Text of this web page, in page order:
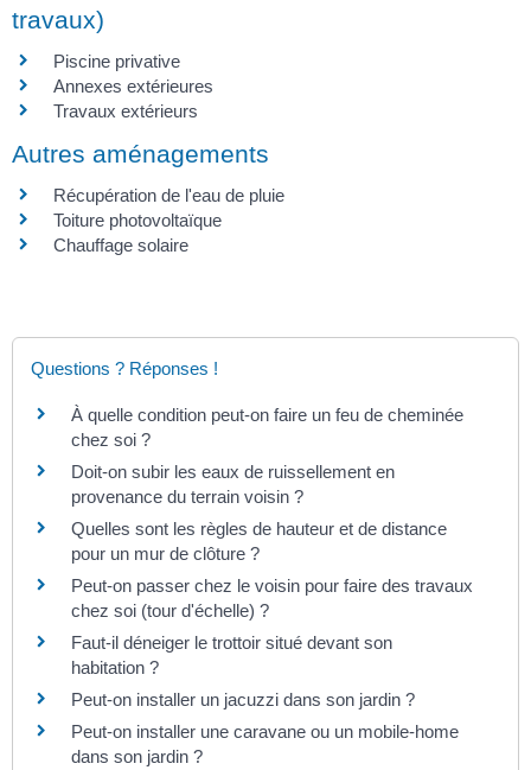
travaux)
Piscine privative
Annexes extérieures
Travaux extérieurs
Autres aménagements
Récupération de l'eau de pluie
Toiture photovoltaïque
Chauffage solaire
Questions ? Réponses !
À quelle condition peut-on faire un feu de cheminée
chez soi ?
Doit-on subir les eaux de ruissellement en
provenance du terrain voisin ?
Quelles sont les règles de hauteur et de distance
pour un mur de clôture ?
Peut-on passer chez le voisin pour faire des travaux
chez soi (tour d'échelle) ?
Faut-il déneiger le trottoir situé devant son
habitation ?
Peut-on installer un jacuzzi dans son jardin ?
Peut-on installer une caravane ou un mobile-home
dans son jardin ?